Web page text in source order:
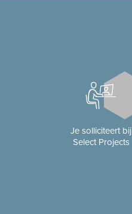
Je solliciteert bij
Select Projects